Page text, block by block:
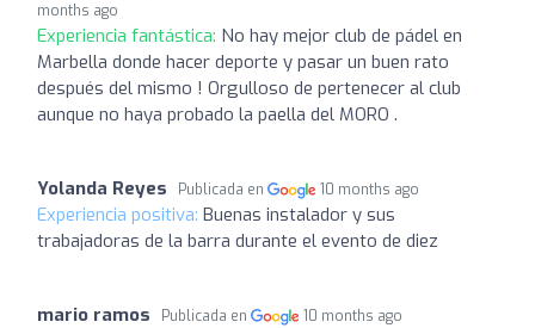
months ago
Experiencia fantástica: No hay mejor club de pádel en
Marbella donde hacer deporte y pasar un buen rato
después del mismo ! Orgulloso de pertenecer al club
aunque no haya probado la paella del MORO .
Yolanda Reyes Publicada en 10 months ago
Experiencia positiva: Buenas instalador y sus
trabajadoras de la barra durante el evento de diez
mario ramos Publicada en 10 months ago